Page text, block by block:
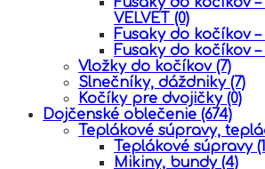
VELVET (0)
Fusaky do kočíkov –
Fusaky do kočíkov –
Vložky do kočíkov (7)
Slnečníky, dáždniky (7)
Kočíky pre dvojičky (0)
Dojčenské oblečenie (674)
Teplákové súpravy,
Teplákové súpravy
Mikiny, bundy (4)